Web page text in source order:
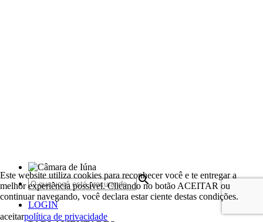
search
LOGIN
Este website utiliza cookies para reconhecer você e te entregar a
melhor experiência possível. Clicando no botão ACEITAR ou
continuar navegando, você declara estar ciente destas condições.
aceitarpolítica de privacidade